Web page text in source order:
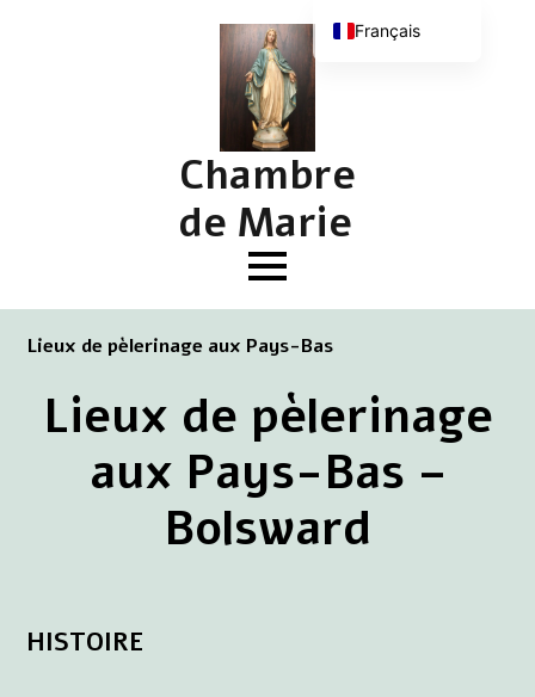
Chambre
de Marie
Lieux de pèlerinage aux Pays-Bas
Lieux de pèlerinage
aux Pays-Bas –
Bolsward
HISTOIRE
Français